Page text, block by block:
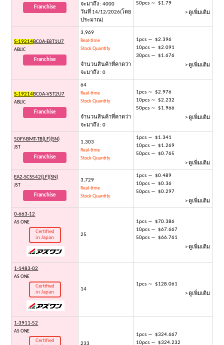
Franchise
จะมาถึง : 4000
วันที่ 14/12/2026(โดย
ประมาณ)
50pcs ～ $1.79
> ดูเพิ่มเติม
S-19214BC0A-E8T1U7
ABLIC
Franchise
3,969
Real-time
Stock Quantity
จำนวนสินค้าที่คาดว่า
จะมาถึง : 0
1pcs ～ $2.396
10pcs ～ $2.091
30pcs ～ $1.676
> ดูเพิ่มเติม
S-19214BC0A-V5T2U7
ABLIC
Franchise
64
Real-time
Stock Quantity
จำนวนสินค้าที่คาดว่า
จะมาถึง : 0
1pcs ～ $2.976
10pcs ～ $2.232
50pcs ～ $1.966
> ดูเพิ่มเติม
50FY-BMT-TB(LF)(SN)
JST
Franchise
1,303
Real-time
Stock Quantity
1pcs ～ $1.341
10pcs ～ $1.269
50pcs ～ $0.765
> ดูเพิ่มเติม
EA2-SCS542(LF)(SN)
JST
Franchise
3,729
Real-time
Stock Quantity
1pcs ～ $0.489
10pcs ～ $0.36
50pcs ～ $0.297
> ดูเพิ่มเติม
0-663-12
AS ONE
Certified
in Japan
25
1pcs ～ $70.386
10pcs ～ $67.667
50pcs ～ $66.761
> ดูเพิ่มเติม
1-1483-02
AS ONE
Certified
in Japan
14
1pcs ～ $128.061
> ดูเพิ่มเติม
1-3911-52
AS ONE
Certified
233
1pcs ～ $324.667
10pcs ～ $324.232